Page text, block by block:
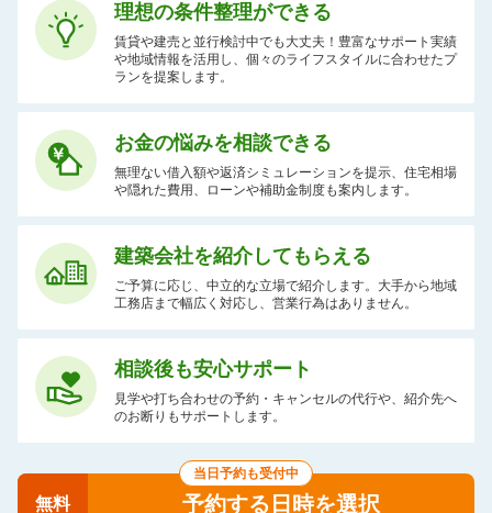
理想の条件整理ができる
賃貸や建売と並行検討中でも大丈夫！豊富なサポート実績
や地域情報を活用し、個々のライフスタイルに合わせたプ
ランを提案します。
お金の悩みを相談できる
無理ない借入額や返済シミュレーションを提示、住宅相場
や隠れた費用、ローンや補助金制度も案内します。
建築会社を紹介してもらえる
ご予算に応じ、中立的な立場で紹介します。大手から地域
工務店まで幅広く対応し、営業行為はありません。
相談後も安心サポート
見学や打ち合わせの予約・キャンセルの代行や、紹介先へ
のお断りもサポートします。
当日予約も受付中
無料 予約する日時を選択